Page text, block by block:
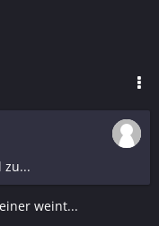
zu...
weint...